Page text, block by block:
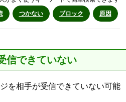
つかない ブロック 原因
信できていない
を相手が受信できていない可能